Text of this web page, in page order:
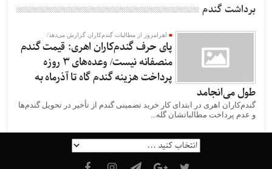
برداشت گندم
اهرامروز از مطالبات گندم‌کاران گزارش می‌دهد/
پای حرف گندم‌کاران اهری: قیمت گندم
منصفانه نیست/ وعده‌های 3 روزه
پرداخت هزینه گندم گاه تا آذرماه به
طول می‌انجامد
گندم‌کاران اهری در ابتدای کار خرید تضمینی گندم از تأخیر در تحویل گندم‌ها
و عدم پرداخت مطالباتشان گله...